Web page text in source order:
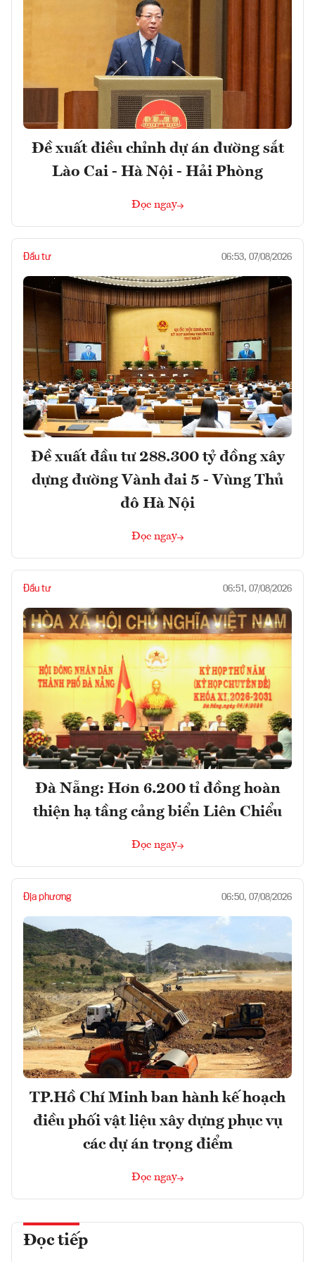
Đề xuất điều chỉnh dự án đường sắt
Lào Cai - Hà Nội - Hải Phòng
Đọc ngay
Đầu tư 06:53, 07/08/2026
Đề xuất đầu tư 288.300 tỷ đồng xây
dựng đường Vành đai 5 - Vùng Thủ
đô Hà Nội
Đọc ngay
Đầu tư 06:51, 07/08/2026
Đà Nẵng: Hơn 6.200 tỉ đồng hoàn
thiện hạ tầng cảng biển Liên Chiểu
Đọc ngay
Địa phương 06:50, 07/08/2026
TP.Hồ Chí Minh ban hành kế hoạch
điều phối vật liệu xây dựng phục vụ
các dự án trọng điểm
Đọc ngay
Đọc tiếp